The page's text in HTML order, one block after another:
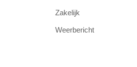
Zakelijk
Weerbericht